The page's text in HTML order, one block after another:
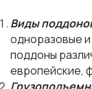
Виды
одноразовые
поддоны
европейские,